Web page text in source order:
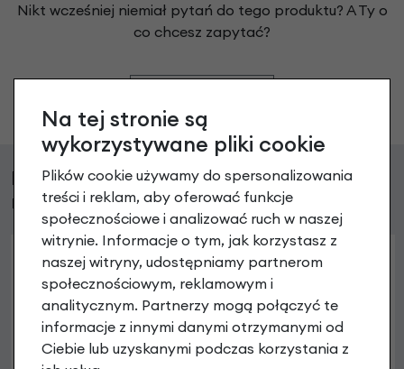
Nikt wcześniej niemiał pytań do tego produktu? A Ty o
co chcesz zapytać?
Klienci, którzy kupili ten produkt wybrali
również
Na tej stronie są
wykorzystywane pliki cookie
Plików cookie używamy do spersonalizowania
treści i reklam, aby oferować funkcje
społecznościowe i analizować ruch w naszej
witrynie. Informacje o tym, jak korzystasz z
naszej witryny, udostępniamy partnerom
społecznościowym, reklamowym i
analitycznym. Partnerzy mogą połączyć te
informacje z innymi danymi otrzymanymi od
Ciebie lub uzyskanymi podczas korzystania z